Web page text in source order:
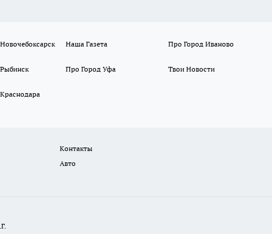
Наша Газета Про Город Иваново
Про Город Уфа Твои Новости
Контакты
Авто